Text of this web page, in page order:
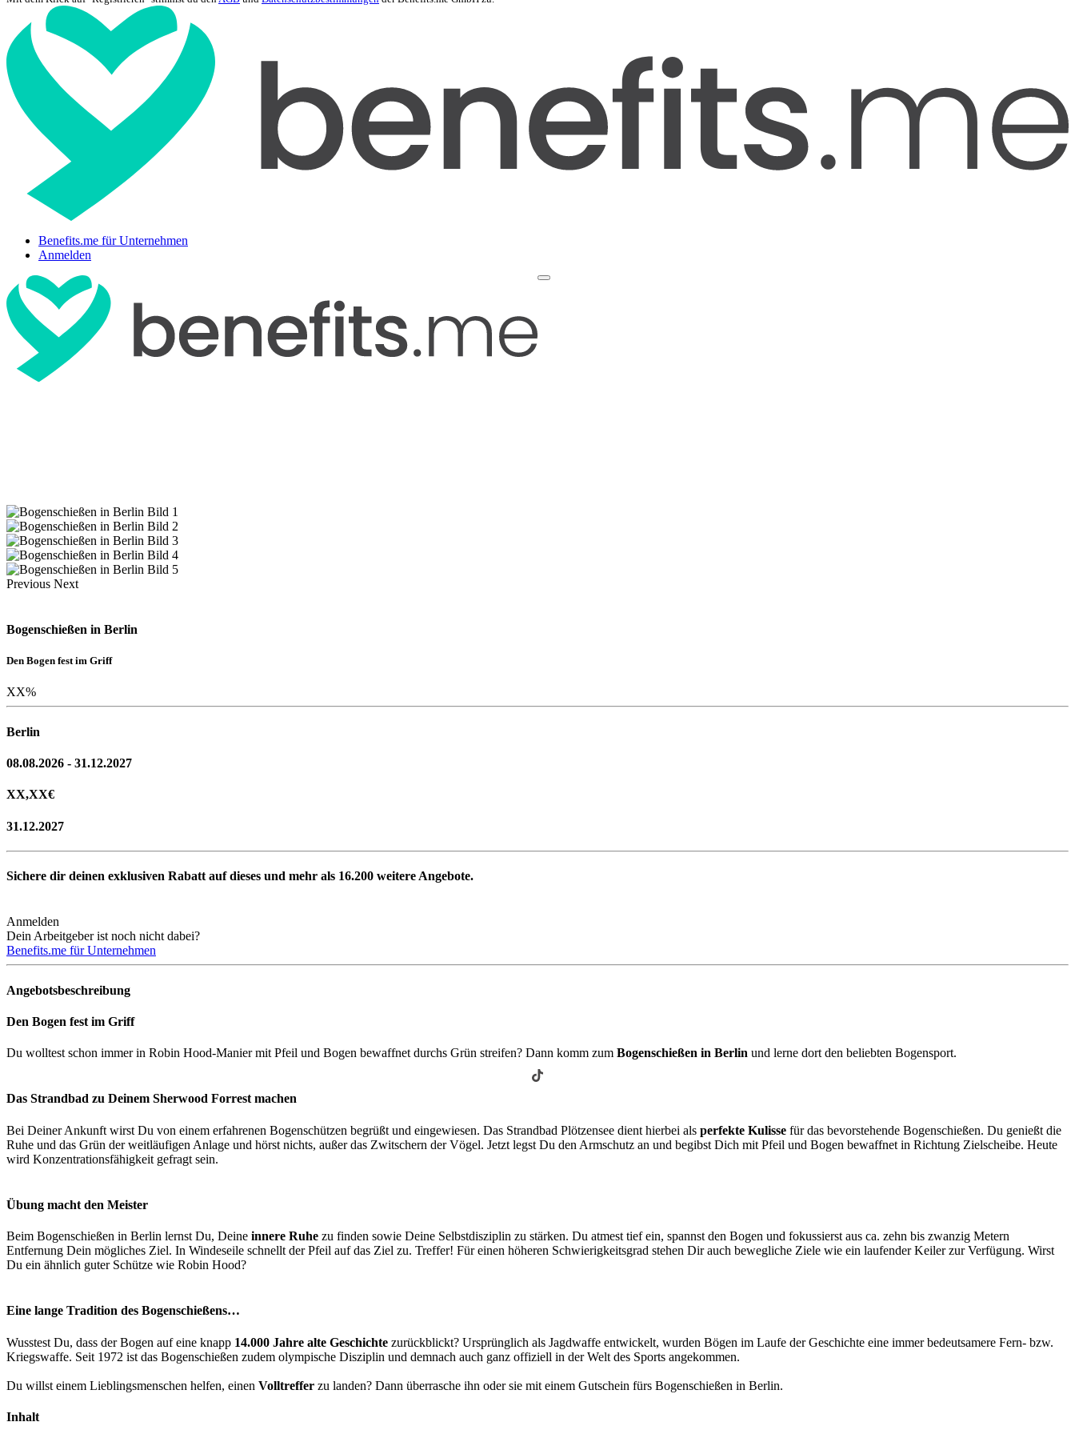
Benefits.me für Unternehmen
Anmelden
Previous Next
Bogenschießen in Berlin
Den Bogen fest im Griff
XX%
Berlin
08.08.2026 - 31.12.2027
XX,XX€
31.12.2027
Sichere dir deinen exklusiven Rabatt auf dieses und mehr als 16.200 weitere Angebote.
Anmelden
Dein Arbeitgeber ist noch nicht dabei?
Benefits.me für Unternehmen
Angebotsbeschreibung
Den Bogen fest im Griff
Du wolltest schon immer in Robin Hood-Manier mit Pfeil und Bogen bewaffnet durchs Grün streifen? Dann komm zum Bogenschießen in Berlin und lerne dort den beliebten Bogensport.
Das Strandbad zu Deinem Sherwood Forrest machen
Bei Deiner Ankunft wirst Du von einem erfahrenen Bogenschützen begrüßt und eingewiesen. Das Strandbad Plötzensee dient hierbei als perfekte Kulisse für das bevorstehende Bogenschießen. Du genießt die
Ruhe und das Grün der weitläufigen Anlage und hörst nichts, außer das Zwitschern der Vögel. Jetzt legst Du den Armschutz an und begibst Dich mit Pfeil und Bogen bewaffnet in Richtung Zielscheibe. Heute
wird Konzentrationsfähigkeit gefragt sein.
Übung macht den Meister
Beim Bogenschießen in Berlin lernst Du, Deine innere Ruhe zu finden sowie Deine Selbstdisziplin zu stärken. Du atmest tief ein, spannst den Bogen und fokussierst aus ca. zehn bis zwanzig Metern
Entfernung Dein mögliches Ziel. In Windeseile schnellt der Pfeil auf das Ziel zu. Treffer! Für einen höheren Schwierigkeitsgrad stehen Dir auch bewegliche Ziele wie ein laufender Keiler zur Verfügung. Wirst
Du ein ähnlich guter Schütze wie Robin Hood?
Eine lange Tradition des Bogenschießens…
Wusstest Du, dass der Bogen auf eine knapp 14.000 Jahre alte Geschichte zurückblickt? Ursprünglich als Jagdwaffe entwickelt, wurden Bögen im Laufe der Geschichte eine immer bedeutsamere Fern- bzw.
Kriegswaffe. Seit 1972 ist das Bogenschießen zudem olympische Disziplin und demnach auch ganz offiziell in der Welt des Sports angekommen.
Du willst einem Lieblingsmenschen helfen, einen Volltreffer zu landen? Dann überrasche ihn oder sie mit einem Gutschein fürs Bogenschießen in Berlin.
Inhalt